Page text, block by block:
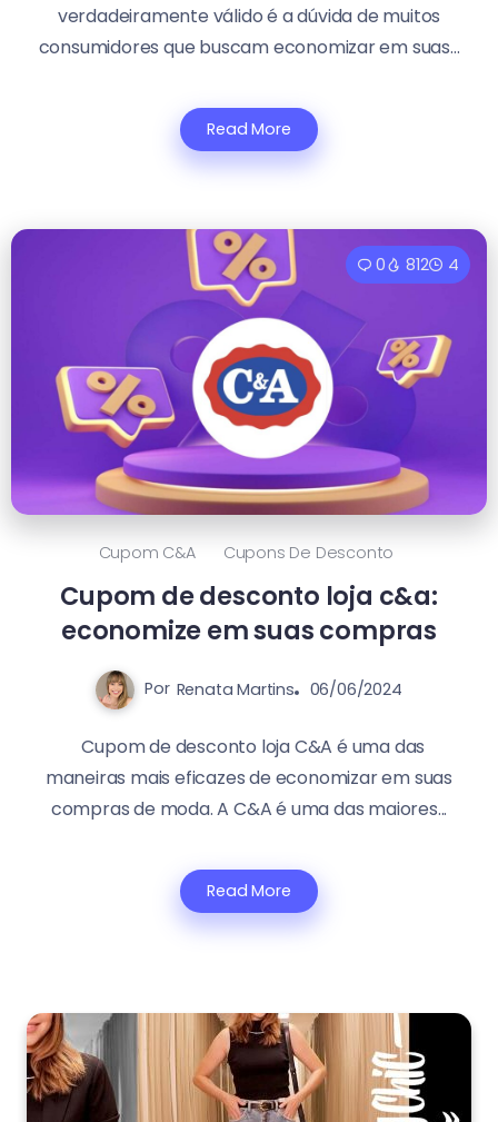
verdadeiramente válido é a dúvida de muitos
consumidores que buscam economizar em suas...
Read More
0 812 4
Cupom C&a Cupons De Desconto
Cupom de desconto loja c&a:
economize em suas compras
Por Renata Martins 06/06/2024
Cupom de desconto loja C&A é uma das
maneiras mais eficazes de economizar em suas
compras de moda. A C&A é uma das maiores...
Read More